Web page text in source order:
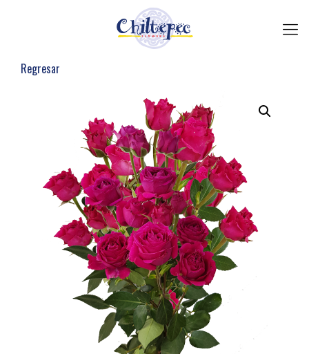
Regresar